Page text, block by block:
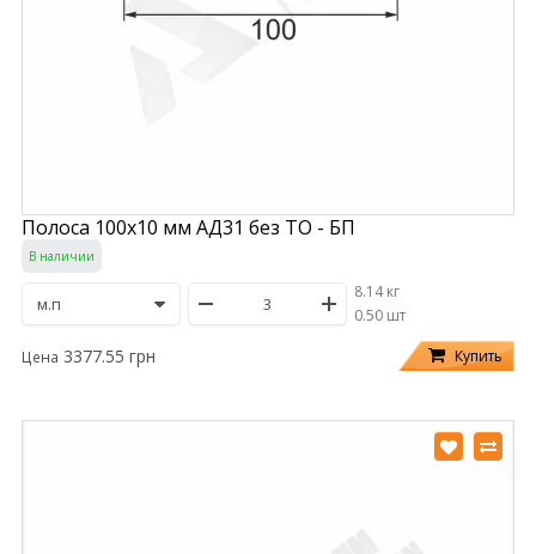
Полоса 100х10 мм АД31 без ТО - БП
В наличии
8.14 кг
/0.50 шт
Цена 3377.55 грн Купить